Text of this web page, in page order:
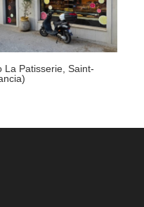
La Patisserie, Saint-